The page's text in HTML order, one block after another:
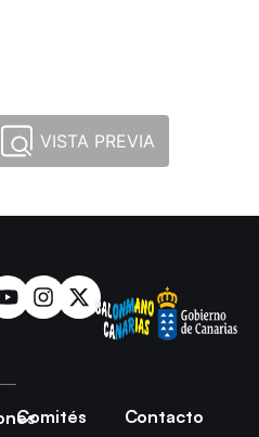
VISTA PREVIA
Comités
Contacto